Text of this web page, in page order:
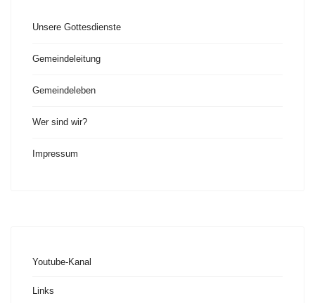
Unsere Gottesdienste
Gemeindeleitung
Gemeindeleben
Wer sind wir?
Impressum
Youtube-Kanal
Links